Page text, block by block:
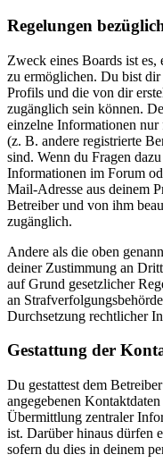
Regelungen
Zweck eines Boards ist es,
zu ermöglichen. Du bist dir
Profils und die von dir
zugänglich sein können.
einzelne Informationen
(z. B. andere registrierte
sind. Wenn du Fragen
Informationen im Forum
Mail-Adresse aus deinem
Betreiber und von ihm
zugänglich.
Andere als die oben
deiner Zustimmung an
auf Grund gesetzlicher
an
Durchsetzung rechtlicher
Gestattung der
Du gestattest dem
angegebenen
Übermittlung zentraler
ist. Darüber hinaus dürfen
sofern du dies in deinem